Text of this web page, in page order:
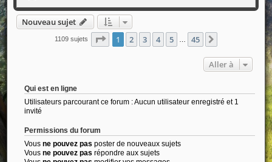
Nouveau sujet
1109 sujets Page 1sur45
1 2 3 4 5 45
Aller à
Qui est en ligne
Utilisateurs parcourant ce forum : Aucun utilisateur enregistré et 1
invité
Permissions du forum
Vous ne pouvez pas poster de nouveaux sujets
Vous ne pouvez pas répondre aux sujets